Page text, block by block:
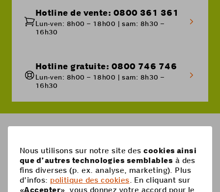
Hotline de vente: 0800 361 361
Lun-ven: 8h00 – 18h00 | sam: 8h30 –
16h30
Hotline gratuite: 0800 746 746
Lun-ven: 8h00 – 18h00 | sam: 8h30 –
16h30
Pied
de
Mobile
Nous utilisons sur notre site descookies ainsi
que d’autres technologies semblables à des
fins diverses (p. ex. analyse, marketing). Plus
d’infos: politique des cookies . En cliquant sur
«Accepter», vous donnez votre accord pour le